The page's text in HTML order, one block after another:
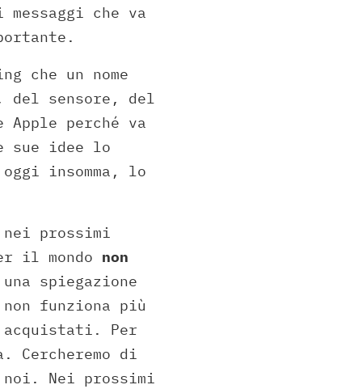
che va
che un nome
del sensore, del
perché va
sue idee lo
insomma, lo
nei prossimi
il mondo non
spiegazione
funziona più
Per
di
Nei prossimi